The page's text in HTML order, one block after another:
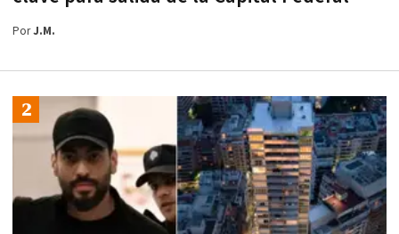
PorJ.M.